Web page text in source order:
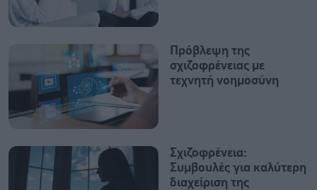
Πρόβλεψη της
σχιζοφρένειας με
τεχνητή νοημοσύνη
Σχιζοφρένεια:
Συμβουλές για καλύτερη
διαχείριση της